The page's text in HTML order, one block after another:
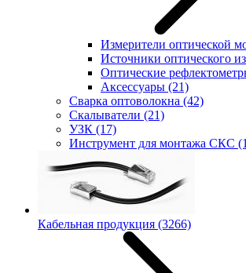
Измерители оптической
Источники оптического
Оптические
Аксессуары (21)
Сварка оптоволокна (42)
Скалыватели (21)
УЗК (17)
Инструмент для монтажа СКС
Кабельная продукция (3266)